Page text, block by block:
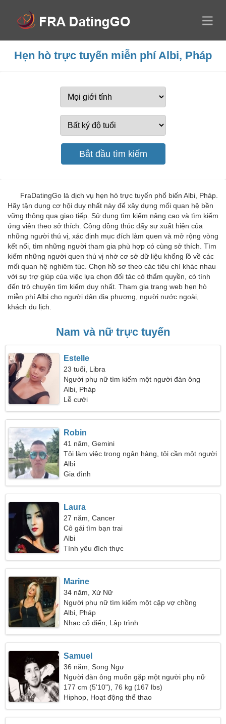
Hẹn hò trực tuyến miễn phí Albi, Pháp
FraDatingGo là dịch vụ hẹn hò trực tuyến phổ biến Albi, Pháp.
Hãy tận dụng cơ hội duy nhất này để xây dựng mối quan hệ bền
vững thông qua giao tiếp. Sử dụng tìm kiếm nâng cao và tìm kiếm
ứng viên theo sở thích. Cộng đồng thúc đẩy sự xuất hiện của
những người thú vị, xác định mục đích làm quen và mở rộng vòng
kết nối, tìm những người tham gia phù hợp có cùng sở thích. Tìm
kiếm những người quen thú vị nhờ cơ sở dữ liệu khổng lồ về các
mối quan hệ nghiêm túc. Chọn hồ sơ theo các tiêu chí khác nhau
với sự trợ giúp của việc lựa chọn đối tác có thẩm quyền, có tính
đến trò chuyện tìm kiếm duy nhất. Tham gia trang web hẹn hò
miễn phí Albi cho người dân địa phương, người nước ngoài,
khách du lịch.
Nam và nữ trực tuyến
Estelle
23 tuổi, Libra
Người phụ nữ tìm kiếm một người đàn ông
Albi, Pháp
Lễ cưới
Robin
41 năm, Gemini
Tôi làm việc trong ngân hàng, tôi cần một người
phụ nữ hóm hỉnh
Albi
Gia đình
Laura
27 năm, Cancer
Cô gái tìm bạn trai
Albi
Tình yêu đích thực
Marine
34 năm, Xử Nữ
Người phụ nữ tìm kiếm một cặp vợ chồng
Albi, Pháp
Nhạc cổ điển, Lập trình
Samuel
36 năm, Song Ngư
Người đàn ông muốn gặp một người phụ nữ
177 cm (5'10"), 76 kg (167 lbs)
Hiphop, Hoạt động thể thao